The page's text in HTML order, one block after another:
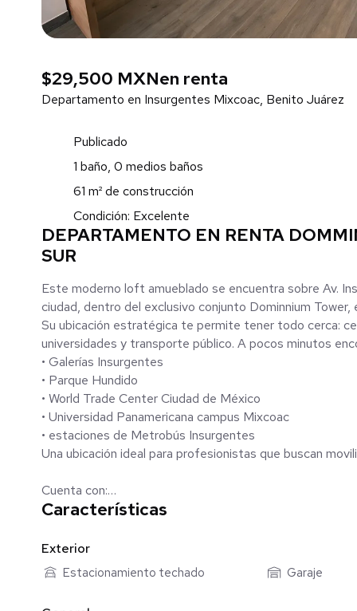
$29,500 MXNen renta
Departamento en Insurgentes Mixcoac, Benito Juárez
Publicado
1 baño, 0 medios baños
61 m² de construcción
Condición: Excelente
DEPARTAMENTO EN RENTA
SUR
Este moderno loft amueblado se encuentra sobre Av.
ciudad, dentro del exclusivo conjunto Dominnium
Su ubicación estratégica te permite tener todo cerca:
universidades y transporte público. A pocos minutos
• Galerías Insurgentes
• Parque Hundido
• World Trade Center Ciudad de México
• Universidad Panamericana campus Mixcoac
• estaciones de Metrobús Insurgentes
Una ubicación ideal para profesionistas que buscan
Cuenta con:
• Sala y comedor con excelente iluminación natural
• Recámara principal con clóset
• Baño completo con cancel de vidrio
• Área de lavado con lava-secadora
Características
Exterior
Estacionamiento techado Garaje